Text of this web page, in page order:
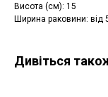
Висота (см): 15
Ширина раковини: від
Дивіться